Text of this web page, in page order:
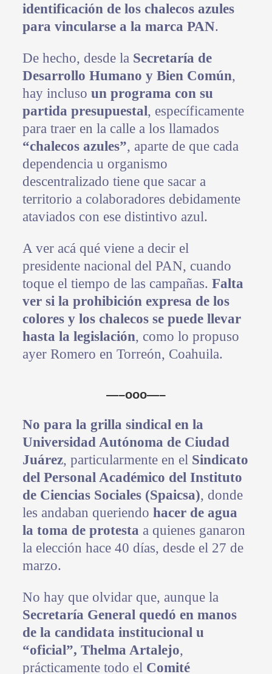
identificación de los chalecos azules
para vincularse a la marca PAN.
De hecho, desde la Secretaría de
Desarrollo Humano y Bien Común,
hay incluso un programa con su
partida presupuestal, específicamente
para traer en la calle a los llamados
“chalecos azules”, aparte de que cada
dependencia u organismo
descentralizado tiene que sacar a
territorio a colaboradores debidamente
ataviados con ese distintivo azul.
A ver acá qué viene a decir el
presidente nacional del PAN, cuando
toque el tiempo de las campañas. Falta
ver si la prohibición expresa de los
colores y los chalecos se puede llevar
hasta la legislación, como lo propuso
ayer Romero en Torreón, Coahuila.
—–ooo—–
No para la grilla sindical en la
Universidad Autónoma de Ciudad
Juárez, particularmente en el Sindicato
del Personal Académico del Instituto
de Ciencias Sociales (Spaicsa), donde
les andaban queriendo hacer de agua
la toma de protesta a quienes ganaron
la elección hace 40 días, desde el 27 de
marzo.
No hay que olvidar que, aunque la
Secretaría General quedó en manos
de la candidata institucional u
“oficial”, Thelma Artalejo,
prácticamente todo el Comité